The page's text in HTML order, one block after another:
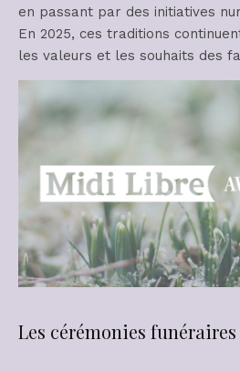
en passant par des initiatives
En 2025, ces traditions
les valeurs et les souhaits des
Les cérémonies